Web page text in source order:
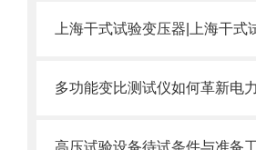
高压试验设备待试条件与准备